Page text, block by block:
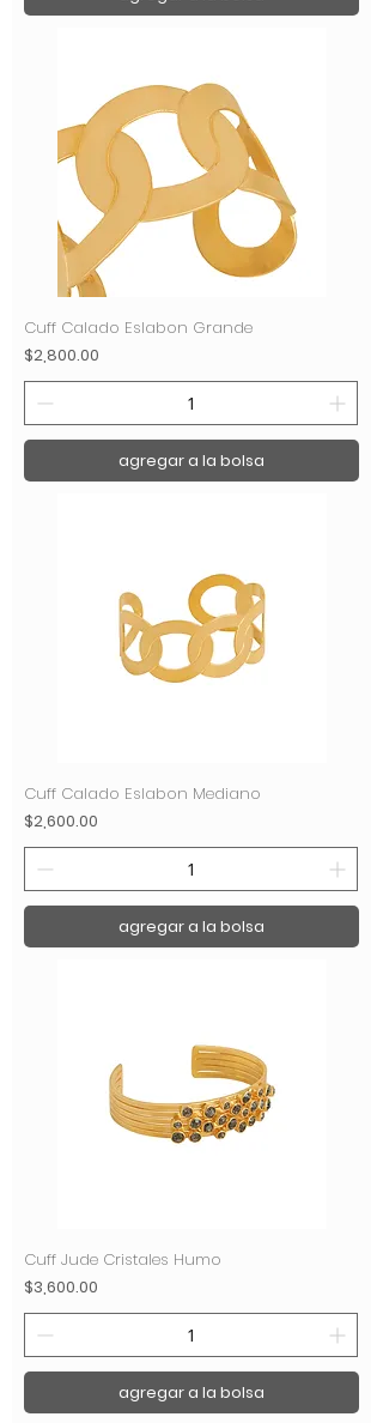
Cuff Calado Eslabon Grande
Precio
$2,800.00
agregar a la bolsa
Cuff Calado Eslabon Mediano
Precio
$2,600.00
agregar a la bolsa
Cuff Jude Cristales Humo
Precio
$3,600.00
agregar a la bolsa